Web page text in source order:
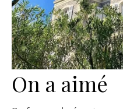
On a aimé